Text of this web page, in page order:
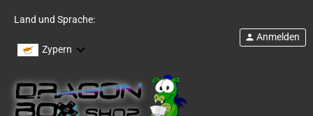
Land und Sprache:
Zypern
person Anmelden